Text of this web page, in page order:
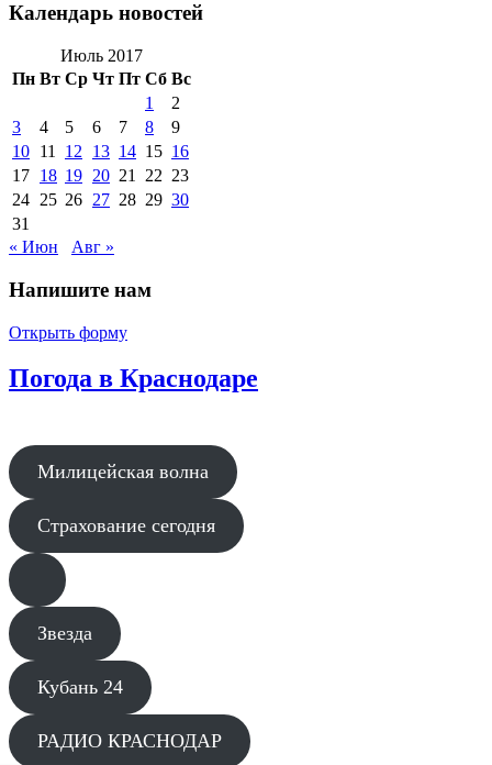
Календарь новостей
Июль 2017
Пн Вт Ср Чт Пт Сб Вс
1
2
3
4 5 6 7 8
9
10 11 12 13 14 15 16
17 18 19 20 21 22 23
24 25 26 27 28 29 30
31
« Июн
Авг »
Напишите нам
Открыть форму
Погода в Краснодаре
Милицейская волна
Страхование сегодня
Звезда
Кубань 24
РАДИО КРАСНОДАР